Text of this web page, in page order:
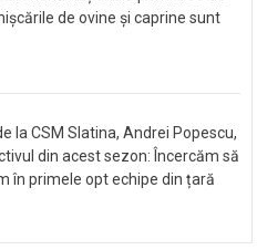
de ovine și caprine sunt
la CSM Slatina, Andrei Popescu,
din acest sezon: Încercăm să
în primele opt echipe din țară